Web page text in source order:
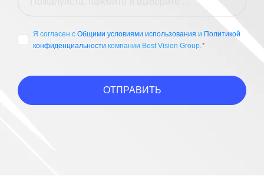
Я согласен с Общими условиями использования и Политикой
конфиденциальности компании Best Vision Group.
ОТПРАВИТЬ